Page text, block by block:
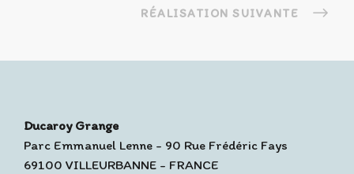
RÉALISATION SUIVANTE
Ducaroy Grange
Parc Emmanuel Lenne - 90 Rue Frédéric Fays
69100 VILLEURBANNE - FRANCE